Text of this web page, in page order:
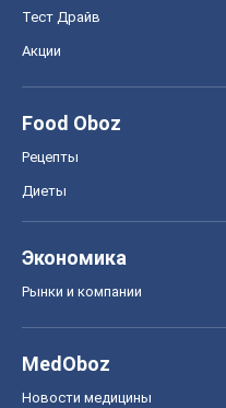
Тест Драйв
Акции
Food Oboz
Рецепты
Диеты
Экономика
Рынки и компании
MedOboz
Новости медицины